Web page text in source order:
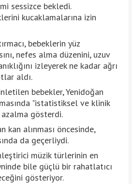
sessizce bekledi.
kucaklamalarına izin
bebeklerin yüz
nefes alma düzenini, uzuv
izleyerek ne kadar ağrı
aldı.
bebekler, Yenidoğan
"istatistiksel ve klinik
azalma gösterdi.
kan alınması öncesinde,
da geçerliydi.
müzik türlerinin en
bile güçlü bir rahatlatıcı
gösteriyor.